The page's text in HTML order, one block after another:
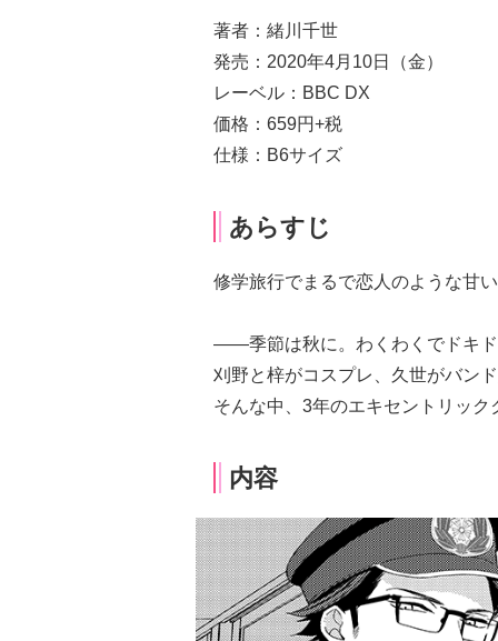
著者：緒川千世
発売：2020年4月10日（金）
レーベル：BBC DX
価格：659円+税
仕様：B6サイズ
あらすじ
修学旅行でまるで恋人のような甘
――季節は秋に。わくわくでドキ
刈野と梓がコスプレ、久世がバン
そんな中、3年のエキセントリッ
内容